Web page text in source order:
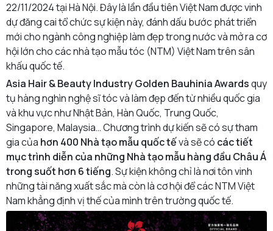
22/11/2024 tại Hà Nội. Đây là lần đầu tiên Việt Nam được vinh
dự đăng cai tổ chức sự kiện này, đánh dấu bước phát triển
mới cho ngành công nghiệp làm đẹp trong nước và mở ra cơ
hội lớn cho các nhà tạo mẫu tóc (NTM) Việt Nam trên sân
khấu quốc tế.
Asia Hair & Beauty Industry Golden Bauhinia Awardsquy
tụ hàng nghìn nghệ sĩ tóc và làm đẹp đến từ nhiều quốc gia
và khu vực như Nhật Bản, Hàn Quốc, Trung Quốc,
Singapore, Malaysia… Chương trình dự kiến sẽ có sự tham
gia của hơn 400 Nhà tạo mẫu quốc tếvà sẽ có các tiết
mục trình diễn của những Nhà tạo mẫu hàng đầu Châu Á
trong suốt hơn 6 tiếng. Sự kiện không chỉ là nơi tôn vinh
những tài năng xuất sắc mà còn là cơ hội để các NTM Việt
Nam khẳng định vị thế của mình trên trường quốc tế.